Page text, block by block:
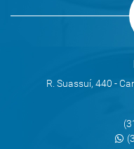
R. Suassuí, 440 -